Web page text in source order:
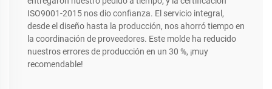
ISO9001-2015 nos dio confianza. El servicio integral,
desde el diseño hasta la producción, nos ahorró tiempo en
la coordinación de proveedores. Este molde ha reducido
nuestros errores de producción en un 30 %, ¡muy
recomendable!